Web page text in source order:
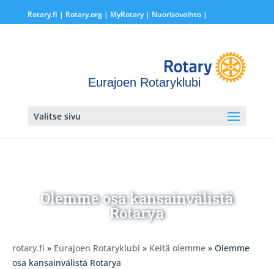
Rotary.fi | Rotary.org| MyRotary | Nuorisovaihto|
Eurajoen Rotaryklubi
Valitse sivu
Olemme osa kansainvälistä
Rotarya
rotary.fi » Eurajoen Rotaryklubi » Keitä olemme » Olemme
osa kansainvälistä Rotarya